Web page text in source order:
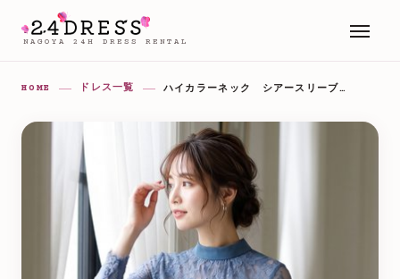
NAGOYA 24H DRESS RENTAL
HOME ドレス一覧 ハイカラーネック シアースリーブ切替ワンピースドレス